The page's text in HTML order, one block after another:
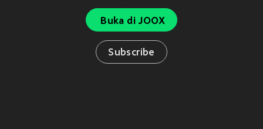
Buka di JOOX
Subscribe